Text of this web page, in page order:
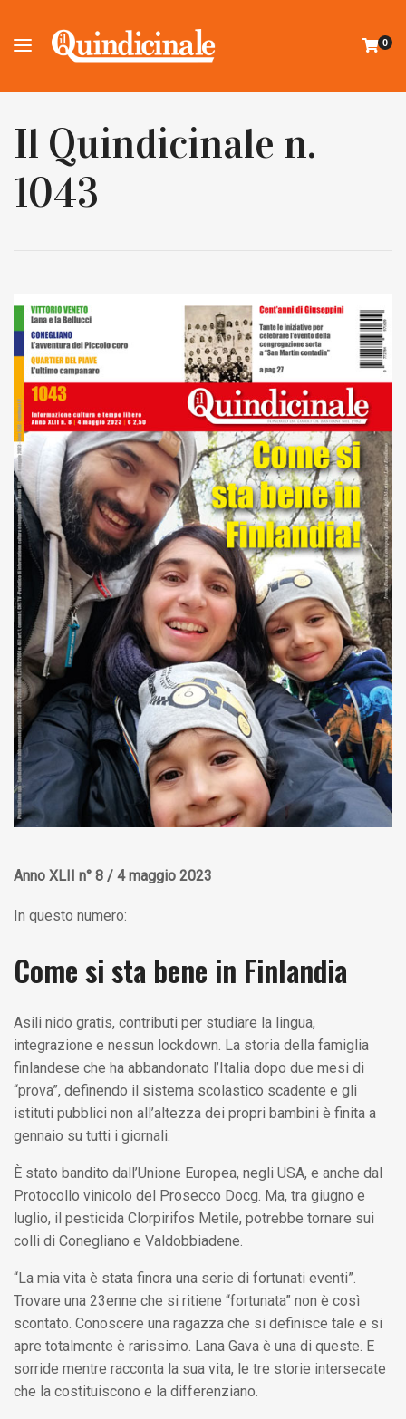
0
Il Quindicinale n.
1043
Anno XLII n° 8 / 4 maggio 2023
In questo numero:
Come si sta bene in Finlandia
Asili nido gratis, contributi per studiare la lingua,
integrazione e nessun lockdown. La storia della famiglia
finlandese che ha abbandonato l’Italia dopo due mesi di
“prova”, definendo il sistema scolastico scadente e gli
istituti pubblici non all’altezza dei propri bambini è finita a
gennaio su tutti i giornali.
È stato bandito dall’Unione Europea, negli USA, e anche dal
Protocollo vinicolo del Prosecco Docg. Ma, tra giugno e
luglio, il pesticida Clorpirifos Metile, potrebbe tornare sui
colli di Conegliano e Valdobbiadene.
“La mia vita è stata finora una serie di fortunati eventi”.
Trovare una 23enne che si ritiene “fortunata” non è così
scontato. Conoscere una ragazza che si definisce tale e si
apre totalmente è rarissimo. Lana Gava è una di queste. E
sorride mentre racconta la sua vita, le tre storie intersecate
che la costituiscono e la differenziano.